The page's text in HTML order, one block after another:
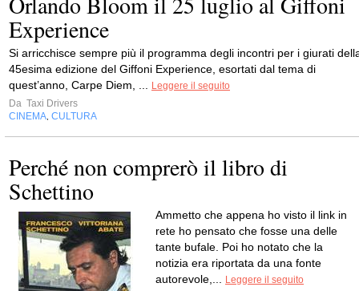
Experience
Si arricchisce sempre più il programma degli incontri per i giurati
45esima edizione del Giffoni Experience, esortati dal tema di
quest’anno, Carpe Diem, ...
Leggere il seguito
Da Taxi Drivers
CINEMA CULTURA
Perché non comprerò il libro di
Schettino
Ammetto che appena ho visto il link in
rete ho pensato che fosse una delle
tante bufale. Poi ho notato che la
notizia era riportata da una fonte
autorevole,...
Leggere il seguito